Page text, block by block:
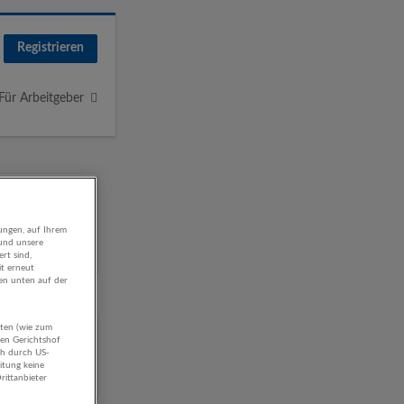
Registrieren
Für Arbeitgeber
auf Ihrem
unsere
sind,
erneut
unten auf der
(wie zum
Gerichtshof
durch US-
keine